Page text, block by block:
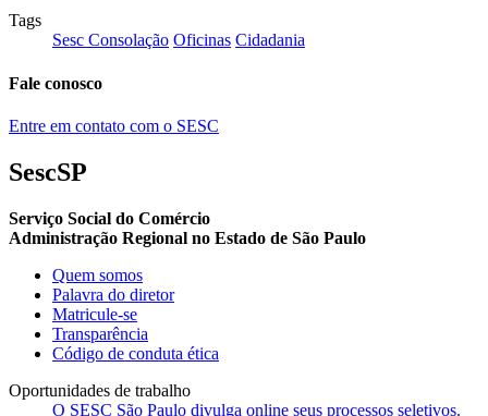
Tags
Sesc Consolação Oficinas Cidadania
Fale conosco
Entre em contato com o SESC
SescSP
Serviço Social do Comércio
Administração Regional no Estado de São Paulo
Quem somos
Palavra do diretor
Matricule-se
Transparência
Código de conduta ética
Oportunidades de trabalho
O SESC São Paulo divulga online seus processos seletivos.